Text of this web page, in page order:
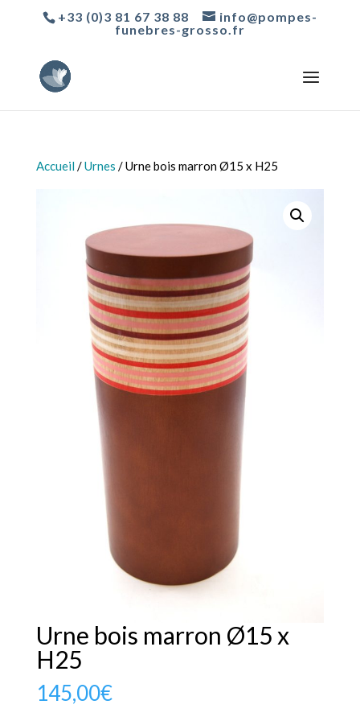
+33 (0)3 81 67 38 88
info@pompes-
funebres-grosso.fr
Accueil/Urnes / Urne bois marron Ø15 x H25
Urne bois marron Ø15 x
H25
145,00€